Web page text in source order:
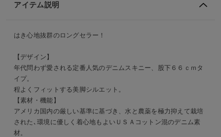
アイテム説明
はき心地抜群のロングセラー！
【デザイン】
年代問わず愛される定番人気のデニムスキニー、股下６６ｃｍタ
イプ。
程よくフィットする美脚シルエット。
【素材・機能】
アメリカ国内の厳しい基準に基づき、水と農薬を極力抑えて栽培
された､環境に優しく着心地もよいＵＳＡコットン混のデニム素
材。